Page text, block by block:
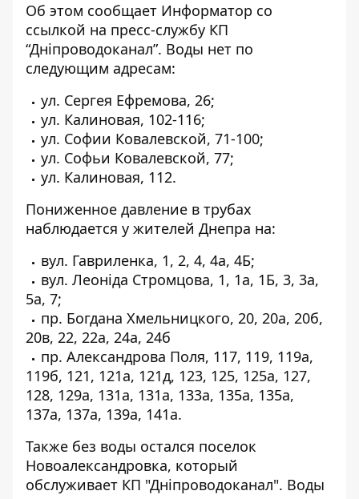
Об этом сообщает Информатор со
ссылкой на пресс-службу КП
“Дніпроводоканал”. Воды нет по
следующим адресам:
ул. Сергея Ефремова, 26;
ул. Калиновая, 102-116;
ул. Софии Ковалевской, 71-100;
ул. Софьи Ковалевской, 77;
ул. Калиновая, 112.
Пониженное давление в трубах
наблюдается у жителей Днепра на:
вул. Гавриленка, 1, 2, 4, 4а, 4Б;
вул. Леоніда Стромцова, 1, 1a, 1Б, 3, 3а,
5а, 7;
пр. Богдана Хмельницкого, 20, 20а, 20б,
20в, 22, 22а, 24а, 24б
пр. Александрова Поля, 117, 119, 119а,
119б, 121, 121а, 121д, 123, 125, 125а, 127,
128, 129а, 131а, 131а, 133а, 135а, 135а,
137а, 137а, 139а, 141а.
Также без воды остался поселок
Новоалександровка, который
обслуживает КП "Дніпроводоканал". Воды